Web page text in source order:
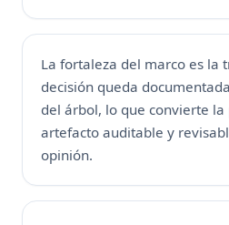
La fortaleza del marco es la
decisión queda
del árbol, lo que convierte
artefacto auditable y
opinión.